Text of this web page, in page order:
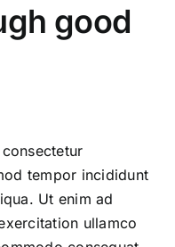
good
tempor incididunt
Ut enim ad
ullamco